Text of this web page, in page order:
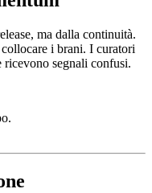
ma dalla continuità.
i brani. I curatori
segnali confusi.